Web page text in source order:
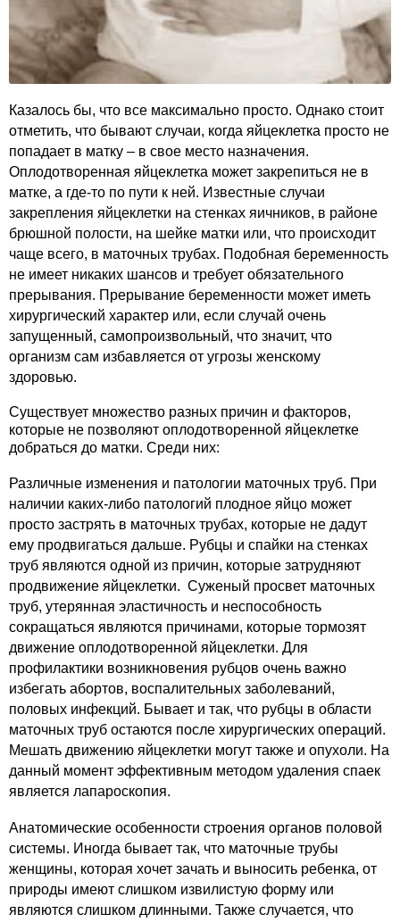
Казалось бы, что все максимально просто. Однако стоит
отметить, что бывают случаи, когда яйцеклетка просто не
попадает в матку – в свое место назначения.
Оплодотворенная яйцеклетка может закрепиться не в
матке, а где-то по пути к ней. Известные случаи
закрепления яйцеклетки на стенках яичников, в районе
брюшной полости, на шейке матки или, что происходит
чаще всего, в маточных трубах. Подобная беременность
не имеет никаких шансов и требует обязательного
прерывания. Прерывание беременности может иметь
хирургический характер или, если случай очень
запущенный, самопроизвольный, что значит, что
организм сам избавляется от угрозы женскому
здоровью.
Существует множество разных причин и факторов,
которые не позволяют оплодотворенной яйцеклетке
добраться до матки. Среди них:
Различные изменения и патологии маточных труб. При
наличии каких-либо патологий плодное яйцо может
просто застрять в маточных трубах, которые не дадут
ему продвигаться дальше. Рубцы и спайки на стенках
труб являются одной из причин, которые затрудняют
продвижение яйцеклетки. Суженый просвет маточных
труб, утерянная эластичность и неспособность
сокращаться являются причинами, которые тормозят
движение оплодотворенной яйцеклетки. Для
профилактики возникновения рубцов очень важно
избегать абортов, воспалительных заболеваний,
половых инфекций. Бывает и так, что рубцы в области
маточных труб остаются после хирургических операций.
Мешать движению яйцеклетки могут также и опухоли. На
данный момент эффективным методом удаления спаек
является лапароскопия.
Анатомические особенности строения органов половой
системы. Иногда бывает так, что маточные трубы
женщины, которая хочет зачать и выносить ребенка, от
природы имеют слишком извилистую форму или
являются слишком длинными. Также случается, что